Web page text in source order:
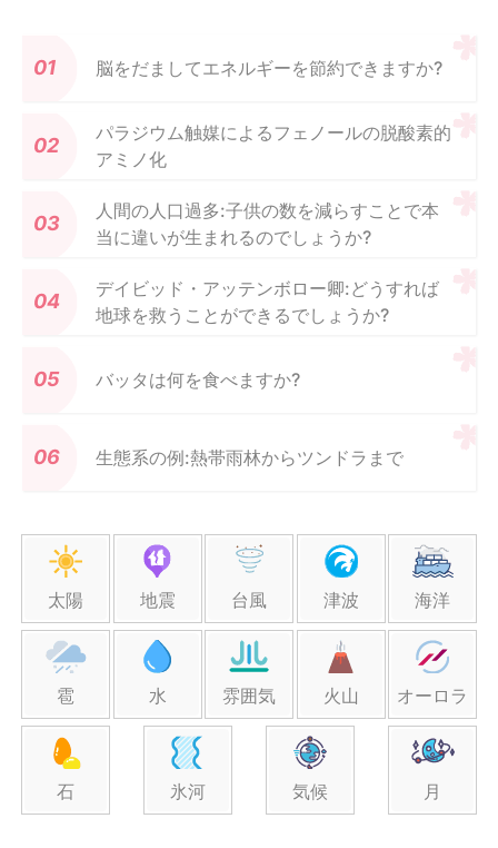
脳をだましてエネルギーを節約できますか?
パラジウム触媒によるフェノールの脱酸素的
アミノ化
人間の人口過多:子供の数を減らすことで本
当に違いが生まれるのでしょうか?
デイビッド・アッテンボロー卿:どうすれば
地球を救うことができるでしょうか?
バッタは何を食べますか?
生態系の例:熱帯雨林からツンドラまで
太陽 地震 台風 津波 海洋
雹 水 雰囲気 火山 オーロラ
石 氷河 気候 月